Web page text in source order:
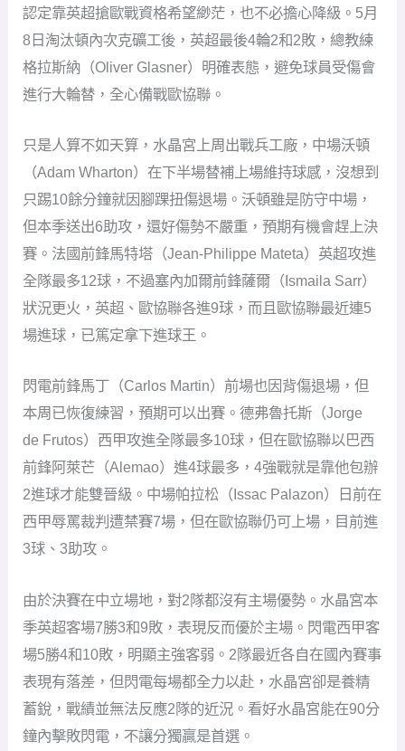
認定靠英超搶歐戰資格希望緲茫，也不必擔心降級。5月
8日淘汰頓內次克礦工後，英超最後4輪2和2敗，總教練
格拉斯納（Oliver Glasner）明確表態，避免球員受傷會
進行大輪替，全心備戰歐協聯。
只是人算不如天算，水晶宮上周出戰兵工廠，中場沃頓
（Adam Wharton）在下半場替補上場維持球感，沒想到
只踢10餘分鐘就因腳踝扭傷退場。沃頓雖是防守中場，
但本季送出6助攻，還好傷勢不嚴重，預期有機會趕上決
賽。法國前鋒馬特塔（Jean-Philippe Mateta）英超攻進
全隊最多12球，不過塞內加爾前鋒薩爾（Ismaila Sarr）
狀況更火，英超、歐協聯各進9球，而且歐協聯最近連5
場進球，已篤定拿下進球王。
閃電前鋒馬丁（Carlos Martin）前場也因背傷退場，但
本周已恢復練習，預期可以出賽。德弗魯托斯（Jorge
de Frutos）西甲攻進全隊最多10球，但在歐協聯以巴西
前鋒阿萊芒（Alemao）進4球最多，4強戰就是靠他包辦
2進球才能雙晉級。中場帕拉松（Issac Palazon）日前在
西甲辱罵裁判遭禁賽7場，但在歐協聯仍可上場，目前進
3球、3助攻。
由於決賽在中立場地，對2隊都沒有主場優勢。水晶宮本
季英超客場7勝3和9敗，表現反而優於主場。閃電西甲客
場5勝4和10敗，明顯主強客弱。2隊最近各自在國內賽事
表現有落差，但閃電每場都全力以赴，水晶宮卻是養精
蓄銳，戰績並無法反應2隊的近況。看好水晶宮能在90分
鐘內擊敗閃電，不讓分獨贏是首選。